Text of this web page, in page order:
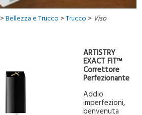
>Bellezza e Trucco >Trucco > Viso
ARTISTRY
EXACT FIT™
Correttore
Perfezionante
Addio
imperfezioni,
benvenuta